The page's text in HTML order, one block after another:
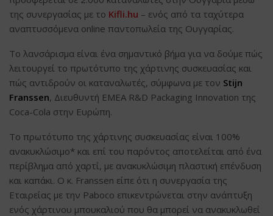
της συνεργασίας με το Kifli.hu – ενός από τα ταχύτερα
αναπτυσσόμενα online παντοπωλεία της Ουγγαρίας.
Το λανσάρισμα είναι ένα σημαντικό βήμα για να δούμε πώς
λειτουργεί το πρωτότυπο της χάρτινης συσκευασίας και
πώς αντιδρούν οι καταναλωτές, σύμφωνα με τον Stijn
Franssen, Διευθυντή EMEA R&D Packaging Innovation της
Coca-Cola στην Ευρώπη.
Το πρωτότυπο της χάρτινης συσκευασίας είναι 100%
ανακυκλώσιμο* και επί του παρόντος αποτελείται από ένα
περίβλημα από χαρτί, με ανακυκλώσιμη πλαστική επένδυση
και καπάκι. Ο κ. Franssen είπε ότι η συνεργασία της
Εταιρείας με την Paboco επικεντρώνεται στην ανάπτυξη
ενός χάρτινου μπουκαλιού που θα μπορεί να ανακυκλωθεί